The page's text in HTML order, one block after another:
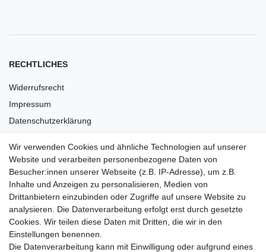
RECHTLICHES
Widerrufsrecht
Impressum
Datenschutzerklärung
Barrierefreiheit
Anleitungen
Vertrag widerrufen
PARTNER
Wir verwenden Cookies und ähnliche Technologien auf unserer
Website und verarbeiten personenbezogene Daten von
Besucher:innen unserer Webseite (z.B. IP-Adresse), um z.B.
Inhalte und Anzeigen zu personalisieren, Medien von
Drittanbietern einzubinden oder Zugriffe auf unsere Website zu
analysieren. Die Datenverarbeitung erfolgt erst durch gesetzte
Cookies. Wir teilen diese Daten mit Dritten, die wir in den
Einstellungen benennen.
Die Datenverarbeitung kann mit Einwilligung oder aufgrund eines